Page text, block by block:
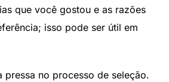
que você gostou e as razões
isso pode ser útil em
pressa no processo de seleção.